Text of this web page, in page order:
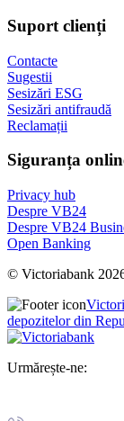
Suport clienți
Contacte
Sugestii
Sesizări ESG
Sesizări antifraudă
Reclamații
Siguranța
Privacy hub
Despre VB24
Despre VB24
Open Banking
© Victoriabank
depozitelor din
Urmărește-ne: